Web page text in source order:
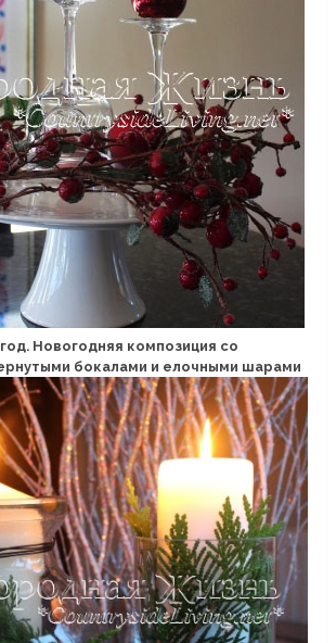
Новогодняя композиция со
бокалами и елочными шарами